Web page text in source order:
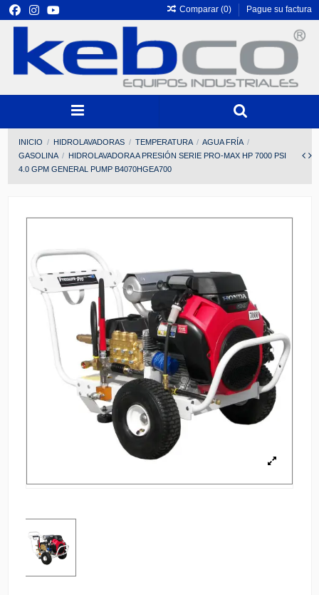
Comparar (0) Pague su factura
INICIO HIDROLAVADORAS TEMPERATURA
AGUA FRÍA
GASOLINA
HIDROLAVADORA A PRESIÓN SERIE PRO-MAX HP 7000 PSI
4.0 GPM GENERAL PUMP B4070HGEA700